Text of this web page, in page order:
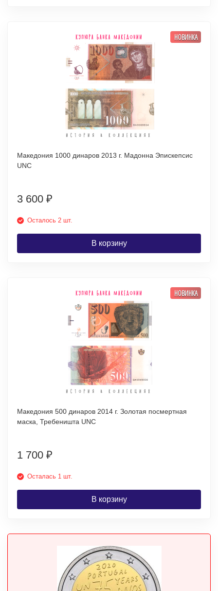
НОВИНКА
Македония 1000 динаров 2013 г. Мадонна Эпискепсис
UNC
3 600 ₽
Осталось 2 шт.
В корзину
НОВИНКА
Македония 500 динаров 2014 г. Золотая посмертная
маска, Требеништа UNC
1 700 ₽
Осталась 1 шт.
В корзину